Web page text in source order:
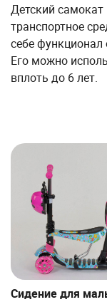
Детский самокат
транспортное
себе
Его можно
вплоть до 6 лет.
Сидение для